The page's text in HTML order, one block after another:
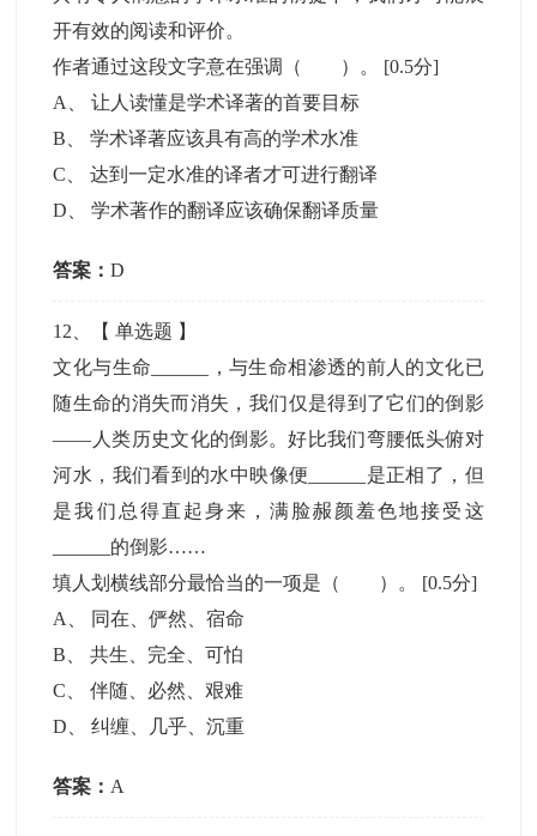
开有效的阅读和评价。
作者通过这段文字意在强调（ ）。 [0.5分]
A
、让人读懂是学术译著的首要目标
B 、学术译著应该具有高的学术水准
C 、达到一定水准的译者才可进行翻译
D 、学术著作的翻译应该确保翻译质量
答案：D
12 、【单选题 】
文化与生命______，与生命相渗透的前人的文化已
随生命的消失而消失，我们仅是得到了它们的倒影
——人类历史文化的倒影。好比我们弯腰低头俯对
河水，我们看到的水中映像便______是正相了，但
是我们总得直起身来，满脸赧颜羞色地接受这
______的倒影……
填人划横线部分最恰当的一项是（ ）。 [0.5分]
A
同在、俨然、宿命
B 、共生、完全、可怕
C 、伴随、必然、艰难
D 、纠缠、几乎、沉重
答案： A